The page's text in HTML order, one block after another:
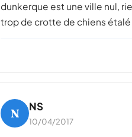
dunkerque est une ville nul,
trop de crotte de chiens
N NS
10/04/2017